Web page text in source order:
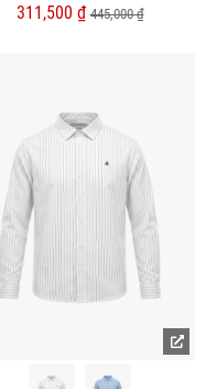
311,500 ₫445,000 ₫